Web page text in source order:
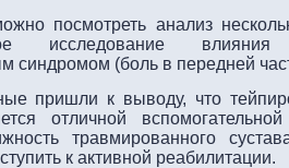
посмотреть анализ
исследование
синдромом (боль в передней
пришли к выводу, что
отличной
травмированного
к активной реабилитации.